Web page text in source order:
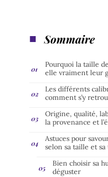
Sommaire
Pourquoi la taille
elle vraiment leur
Les différents
comment s’y
Origine, qualité,
la provenance et
Astuces pour
selon sa taille et
Bien choisir sa
déguster